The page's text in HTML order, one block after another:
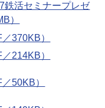
鉄活セミナープレゼ
）
370KB）
214KB）
50KB）